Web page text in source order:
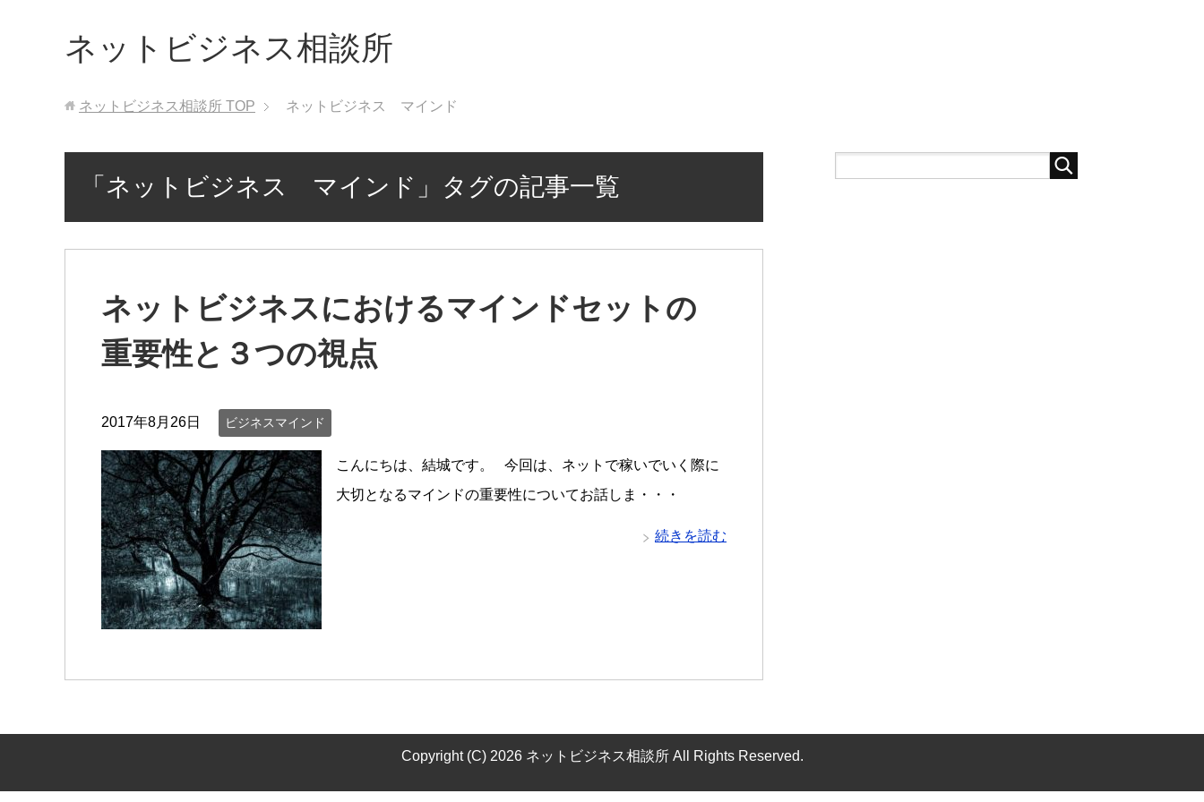
ネットビジネス相談所
ネットビジネス相談所 TOP ネットビジネス マインド
「ネットビジネス マインド」タグの記事一覧
ネットビジネスにおけるマインドセットの
重要性と３つの視点
2017年8月26日 ビジネスマインド
こんにちは、結城です。 今回は、ネットで稼いでいく際に
大切となるマインドの重要性についてお話しま・・・
続きを読む
Copyright (C) 2026 ネットビジネス相談所 All Rights Reserved.